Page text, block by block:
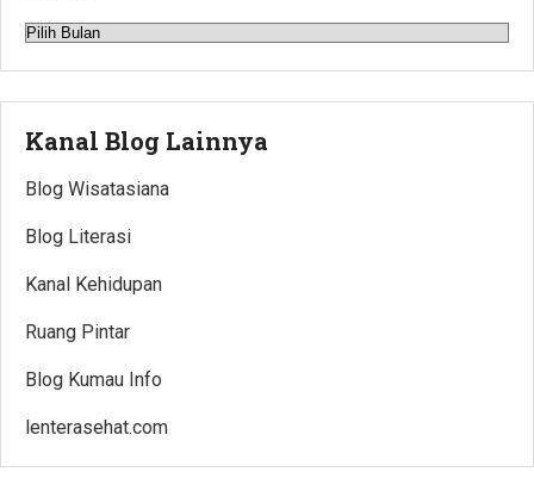
Arsip
Kanal Blog Lainnya
Blog Wisatasiana
Blog Literasi
Kanal Kehidupan
Ruang Pintar
Blog Kumau Info
lenterasehat.com